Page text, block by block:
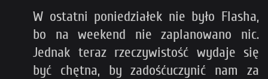
W ostatni poniedziałek nie było Flasha,
bo na weekend nie zaplanowano nic.
Jednak teraz rzeczywistość wydaje się
być chętna, by zadośćuczynić nam za